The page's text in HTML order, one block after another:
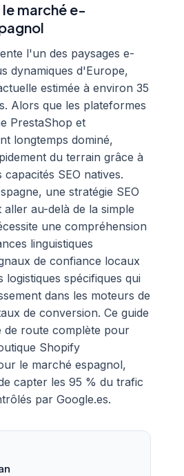
le marché e-
l'un des paysages e-
dynamiques d'Europe,
estimée à environ 35
Alors que les plateformes
PrestaShop et
longtemps dominé,
du terrain grâce à
SEO natives.
une stratégie SEO
au-delà de la simple
une compréhension
linguistiques
de confiance locaux
logistiques spécifiques qui
dans les moteurs de
de conversion. Ce guide
route complète pour
Shopify
le marché espagnol,
capter les 95 % du trafic
par Google.es.